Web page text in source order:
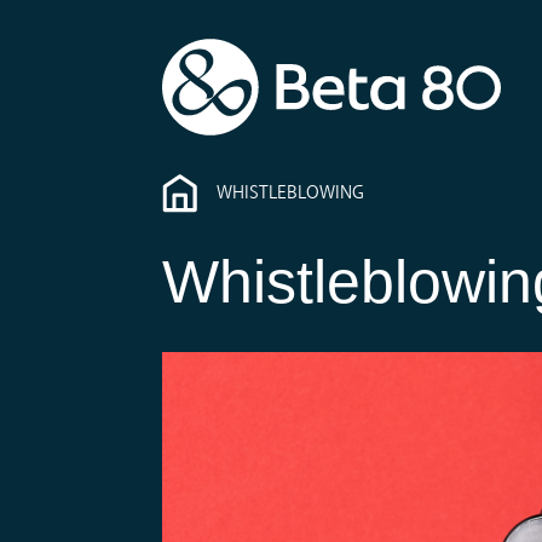
WHISTLEBLOWING